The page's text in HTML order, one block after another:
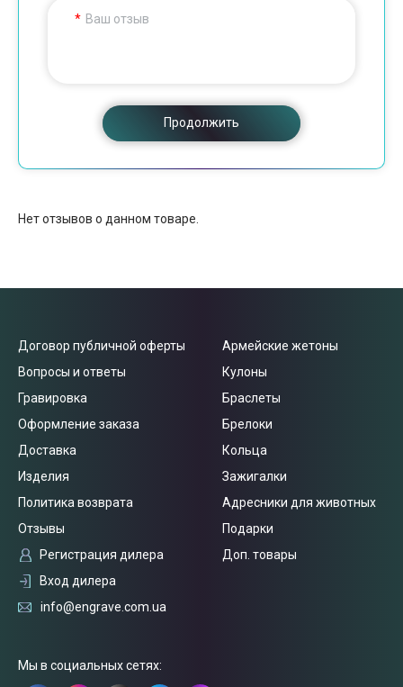
Ваш отзыв
Продолжить
Нет отзывов о данном товаре.
Договор публичной оферты
Вопросы и ответы
Гравировка
Оформление заказа
Доставка
Изделия
Политика возврата
Отзывы
Регистрация дилера
Вход дилера
Армейские жетоны
Кулоны
Браслеты
Брелоки
Кольца
Зажигалки
Адресники для животных
Подарки
Доп. товары
info@engrave.com.ua
Мы в социальных сетях: